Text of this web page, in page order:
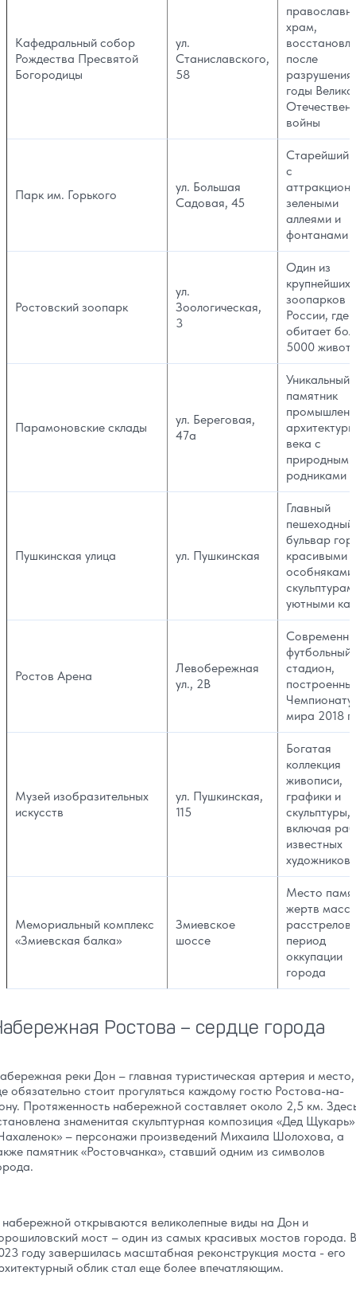
Кафедральный собор
Рождества Пресвятой
Богородицы
ул.
Станиславского,
58
храм,
после
разрушения
годы
войны
Парк им. Горького
ул. Большая
Садовая, 45
Старейший
с
зелеными
аллеями и
фонтанами
Ростовский зоопарк
ул.
Зоологическая,
3
Один из
крупнейших
зоопарков
России, где
обитает
5000
Парамоновские склады
ул. Береговая,
47а
Уникальный
памятник
века с
природными
родниками
Пушкинская улица ул. Пушкинская
Главный
пешеходный
бульвар
красивыми
особняками,
уютными
Ростов Арена
Левобережная
ул., 2В
футбольный
стадион,
Чемпионату
мира 2018
Музей изобразительных
искусств
ул. Пушкинская,
115
Богатая
коллекция
живописи,
графики и
скульптуры,
включая
известных
художников
Мемориальный комплекс
«Змиевская балка»
Змиевское
шоссе
Место
жертв
расстрелов
период
оккупации
города
Ростова – сердце города
реки Дон – главная туристическая артерия и место,
обязательно стоит прогуляться каждому гостю Ростова-на-
Протяженность набережной составляет около 2,5 км.
знаменитая скульптурная композиция «Дед
– персонажи произведений Михаила Шолохова, а
памятник «Ростовчанка», ставший одним из символов
открываются великолепные виды на Дон и
мост – один из самых красивых мостов города. В
году завершилась масштабная реконструкция моста - его
облик стал еще более впечатляющим.